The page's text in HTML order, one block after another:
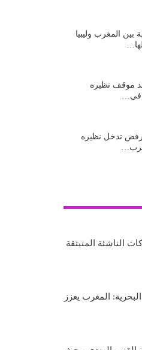
بين المغرب وليبيا
موقف نظيره
في…
يرفض تدخل نظيره
الناشئة المنبثقة
المغرب يعزز